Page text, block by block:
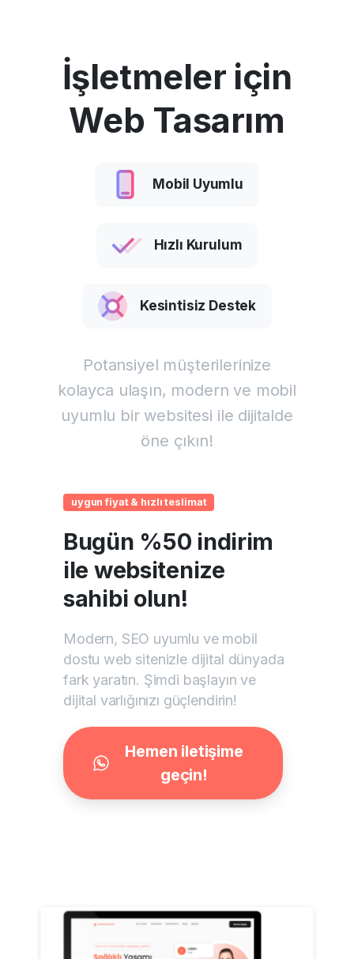
İşletmeler için
Web Tasarım
Mobil Uyumlu
Hızlı Kurulum
Kesintisiz Destek
Potansiyel müşterilerinize
kolayca ulaşın, modern ve mobil
uyumlu bir websitesi ile dijitalde
öne çıkın!
uygun fiyat & hızlı teslimat
Bugün %50 indirim
ile websitenize
sahibi olun!
Modern, SEO uyumlu ve mobil
dostu web sitenizle dijital dünyada
fark yaratın. Şimdi başlayın ve
dijital varlığınızı güçlendirin!
Hemen iletişime
geçin!